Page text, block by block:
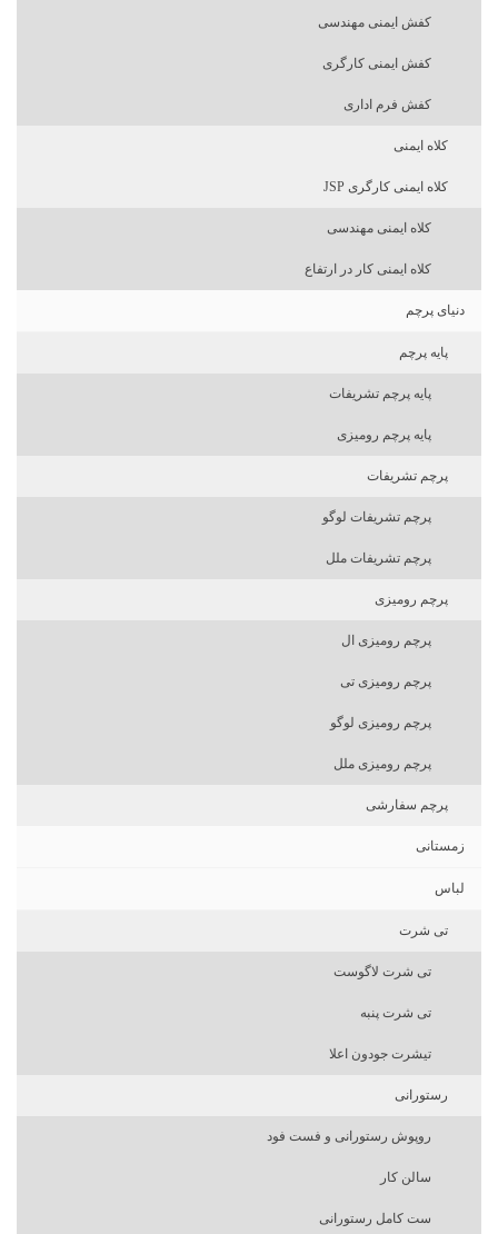
کفش ایمنی مهندسی
کفش ایمنی کارگری
کفش فرم اداری
کلاه ایمنی
کلاه ایمنی کارگری JSP
کلاه ایمنی مهندسی
کلاه ایمنی کار در ارتفاع
دنیای پرچم
پایه پرچم
پایه پرچم تشریفات
پایه پرچم رومیزی
پرچم تشریفات
پرچم تشریفات لوگو
پرچم تشریفات ملل
پرچم رومیزی
پرچم رومیزی ال
پرچم رومیزی تی
پرچم رومیزی لوگو
پرچم رومیزی ملل
پرچم سفارشی
زمستانی
لباس
تی شرت
تی شرت لاگوست
تی شرت پنبه
تیشرت جودون اعلا
رستورانی
روپوش رستورانی و فست فود
سالن کار
ست کامل رستورانی